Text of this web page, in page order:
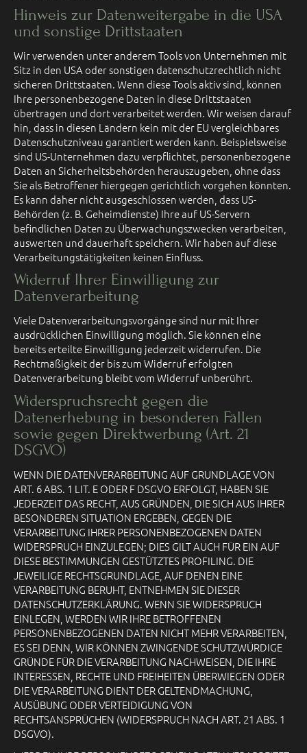
Hinweis zur Datenweitergabe in die USA
und sonstige Drittstaaten
Wir verwenden unter anderem Tools von Unternehmen mit
Sitz in den USA oder sonstigen datenschutzrechtlich nicht
sicheren Drittstaaten. Wenn diese Tools aktiv sind, können
Ihre personenbezogene Daten in diese Drittstaaten
übertragen und dort verarbeitet werden. Wir weisen darauf
hin, dass in diesen Ländern kein mit der EU vergleichbares
Datenschutzniveau garantiert werden kann. Beispielsweise
sind US-Unternehmen dazu verpflichtet, personenbezogene
Daten an Sicherheitsbehörden herauszugeben, ohne dass
Sie als Betroffener hiergegen gerichtlich vorgehen könnten.
Es kann daher nicht ausgeschlossen werden, dass US-
Behörden (z. B. Geheimdienste) Ihre auf US-Servern
befindlichen Daten zu Überwachungszwecken verarbeiten,
auswerten und dauerhaft speichern. Wir haben auf diese
Verarbeitungstätigkeiten keinen Einfluss.
Widerruf Ihrer Einwilligung zur
Datenverarbeitung
Viele Datenverarbeitungsvorgänge sind nur mit Ihrer
ausdrücklichen Einwilligung möglich. Sie können eine
bereits erteilte Einwilligung jederzeit widerrufen. Die
Rechtmäßigkeit der bis zum Widerruf erfolgten
Datenverarbeitung bleibt vom Widerruf unberührt.
Widerspruchsrecht gegen die
Datenerhebung in besonderen Fällen
sowie gegen Direktwerbung (Art. 21
DSGVO)
WENN DIE DATENVERARBEITUNG AUF GRUNDLAGE VON
ART. 6 ABS. 1 LIT. E ODER F DSGVO ERFOLGT, HABEN SIE
JEDERZEIT DAS RECHT, AUS GRÜNDEN, DIE SICH AUS IHRER
BESONDEREN SITUATION ERGEBEN, GEGEN DIE
VERARBEITUNG IHRER PERSONENBEZOGENEN DATEN
WIDERSPRUCH EINZULEGEN; DIES GILT AUCH FÜR EIN AUF
DIESE BESTIMMUNGEN GESTÜTZTES PROFILING. DIE
JEWEILIGE RECHTSGRUNDLAGE, AUF DENEN EINE
VERARBEITUNG BERUHT, ENTNEHMEN SIE DIESER
DATENSCHUTZERKLÄRUNG. WENN SIE WIDERSPRUCH
EINLEGEN, WERDEN WIR IHRE BETROFFENEN
PERSONENBEZOGENEN DATEN NICHT MEHR VERARBEITEN,
ES SEI DENN, WIR KÖNNEN ZWINGENDE SCHUTZWÜRDIGE
GRÜNDE FÜR DIE VERARBEITUNG NACHWEISEN, DIE IHRE
INTERESSEN, RECHTE UND FREIHEITEN ÜBERWIEGEN ODER
DIE VERARBEITUNG DIENT DER GELTENDMACHUNG,
AUSÜBUNG ODER VERTEIDIGUNG VON
RECHTSANSPRÜCHEN (WIDERSPRUCH NACH ART. 21 ABS. 1
DSGVO).